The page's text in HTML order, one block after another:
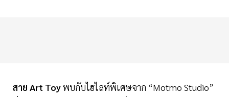
สาย Art Toyพบกับไฮไลท์พิเศษจาก “Motmo Studio”